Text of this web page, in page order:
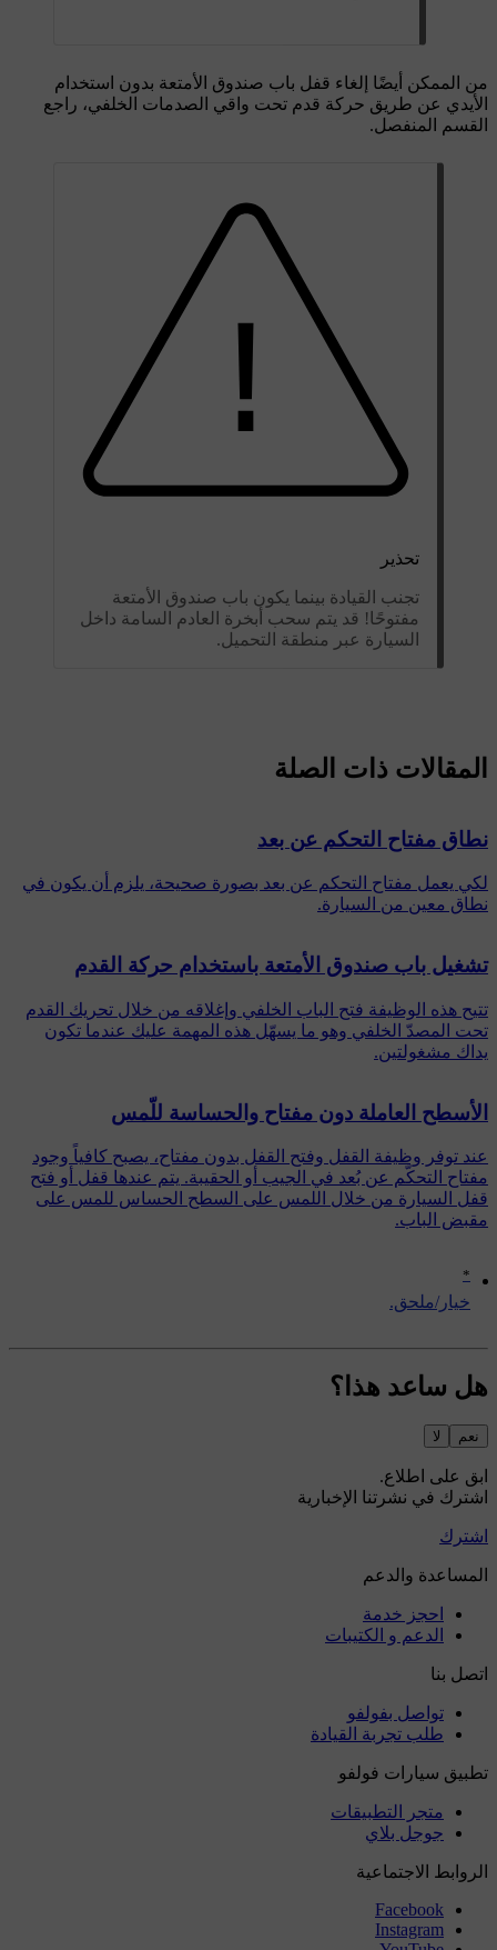
من الممكن أيضًا إلغاء قفل باب صندوق الأمتعة بدون استخدام
الأيدي عن طريق حركة قدم تحت واقي الصدمات الخلفي، راجع
القسم المنفصل.
تحذير
تجنب القيادة بينما يكون باب صندوق الأمتعة
مفتوحًا! قد يتم سحب أبخرة العادم السامة داخل
السيارة عبر منطقة التحميل.
*
‏خيار/ملحق.
المقالات ذات الصلة
نطاق مفتاح التحكم عن بعد
لكي يعمل مفتاح التحكم عن بعد بصورة صحيحة، يلزم أن يكون في
نطاق معين من السيارة.
تشغيل باب صندوق الأمتعة باستخدام حركة القدم
تتيح هذه الوظيفة فتح الباب الخلفي وإغلاقه من خلال تحريك القدم
تحت المصدّ الخلفي وهو ما يسهّل هذه المهمة عليك عندما تكون
يداك مشغولتين.
الأسطح العاملة دون مفتاح والحساسة للّمس
عند توفر وظيفة القفل وفتح القفل بدون مفتاح، يصبح كافياً وجود
مفتاح التحكّم عن بُعد في الجيب أو الحقيبة. يتم عندها قفل أو فتح
قفل السيارة من خلال اللمس على السطح الحساس للمس على
مقبض الباب.
هل ساعد هذا؟
نعم لا